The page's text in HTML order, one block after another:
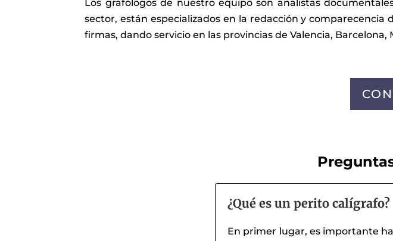
Los grafólogos de nuestro equipo son analistas
sector, están especializados en la redacción y
firmas, dando servicio en las provincias de Valencia, Barcelona,
¿Qué es un perito calígrafo?
En primer lugar, es importante